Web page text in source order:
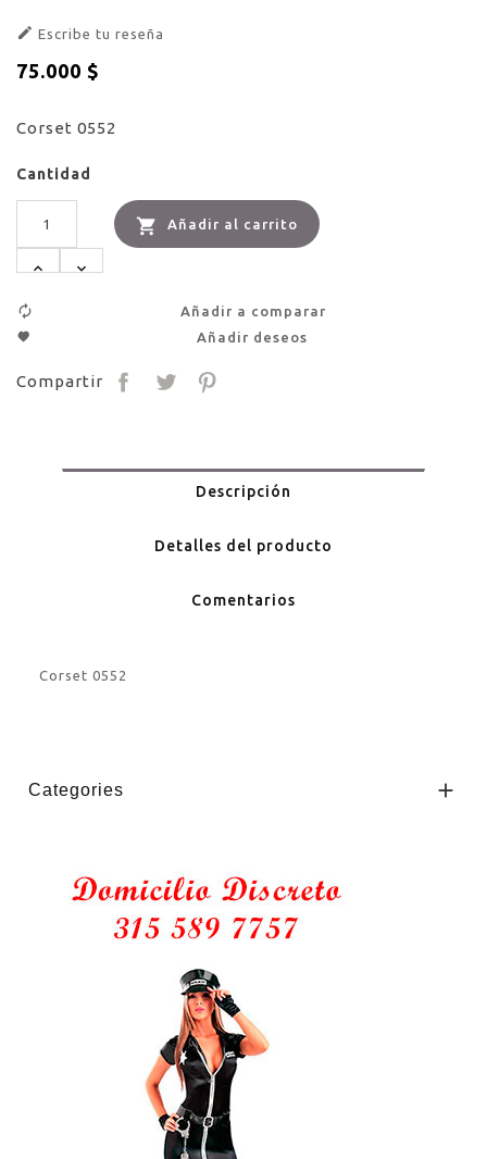
 Escribe tu reseña
75.000 $
Corset 0552
Cantidad
 Añadir al carrito
Añadir a comparar
Añadir deseos
Compartir
Descripción
Detalles del producto
Comentarios
Corset 0552
Categories 